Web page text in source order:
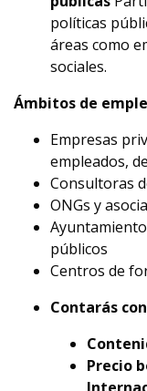
políticas
áreas como
sociales.
Ámbitos de
Empresas
empleados,
Consultoras
ONGs y
públicos
Centros de
Contarás
Precio